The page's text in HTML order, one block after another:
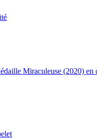
Miraculeuse (2020) en